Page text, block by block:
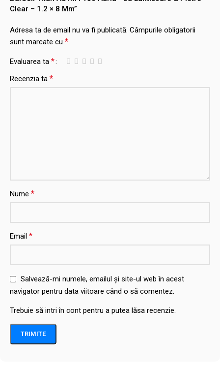
Clear – 1.2 × 8 Mm”
Adresa ta de email nu va fi publicată. Câmpurile obligatorii
sunt marcate cu *
Evaluarea ta *
Recenzia ta *
Nume *
Email *
Salvează-mi numele, emailul și site-ul web în acest
navigator pentru data viitoare când o să comentez.
Trebuie să intri în cont pentru a putea lăsa recenzie.